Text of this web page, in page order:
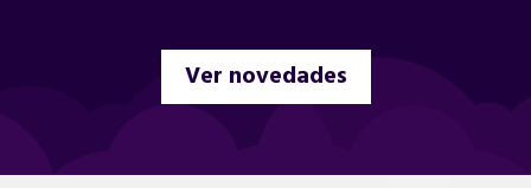
Ver novedades